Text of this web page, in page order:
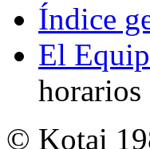
Índice
El
© Kotai